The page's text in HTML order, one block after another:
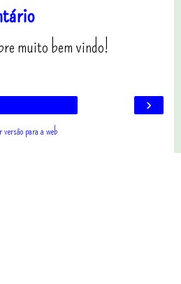
muito bem vindo!
›
versão para a web